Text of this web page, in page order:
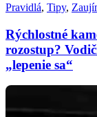
Pravidlá, Tipy,
Rýchlostné
rozostup?
„lepenie sa“